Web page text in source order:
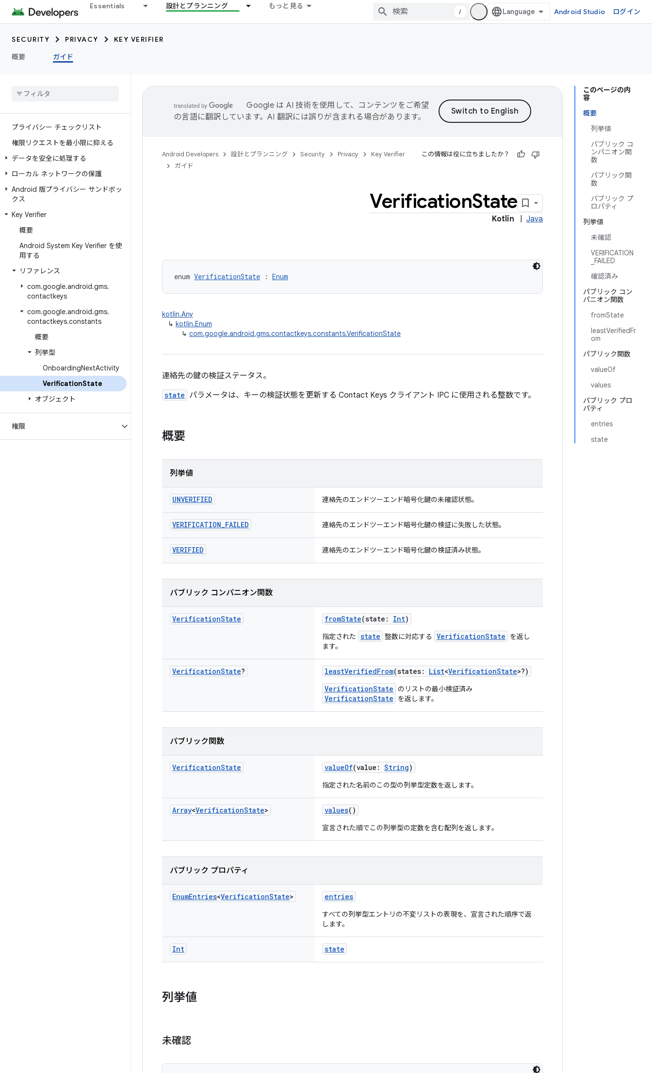
Essentials 設計とプランニング もっと見る
/ Android Studio ログイン
SECURITY PRIVACY
KEY VERIFIER
概要
ガイド
プライバシー チェックリスト
権限リクエストを最小限に抑える
データを安全に処理する
ローカル ネットワークの保護
Android 版プライバシー サンドボッ
クス
Key Verifier
概要
Android System Key Verifier を使
用する
リファレンス
com.google.android.gms.
contactkeys
com.google.android.gms.
contactkeys.constants
概要
列挙型
OnboardingNextActivity
VerificationState
オブジェクト
権限
このページの内
容
概要
列挙値
パブリック コ
ンパニオン関
数
パブリック関
数
パブリック プ
ロパティ
列挙値
未確認
VERIFICATION
_FAILED
確認済み
パブリック コン
パニオン関数
fromState
leastVerifiedFr
om
パブリック関数
valueOf
values
パブリック プロ
パティ
entries
state
Google は AI 技術を使用して、コンテンツをご希望
の言語に翻訳しています。AI 翻訳には誤りが含まれる場合があります。
Android Developers 設計とプランニング Security Privacy
Key Verifier
ガイド
この情報は役に立ちましたか？
VerificationState
Kotlin Java
enum VerificationState : Enum
kotlin.Any
↳ kotlin.Enum
↳ com.google.android.gms.contactkeys.constants.VerificationState
連絡先の鍵の検証ステータス。
state パラメータは、キーの検証状態を更新する Contact Keys クライアント IPC に使用される整数です。
概要
列挙値
UNVERIFIED 連絡先のエンドツーエンド暗号化鍵の未確認状態。
VERIFICATION_FAILED 連絡先のエンドツーエンド暗号化鍵の検証に失敗した状態。
VERIFIED 連絡先のエンドツーエンド暗号化鍵の検証済み状態。
パブリック コンパニオン関数
VerificationState fromState(state: Int)
指定された state 整数に対応する VerificationState
を返し
ます。
VerificationState? leastVerifiedFrom(states: List<VerificationState>?)
VerificationState
のリストの最小検証済み
VerificationState を返します。
パブリック関数
VerificationState valueOf(value: String)
指定された名前のこの型の列挙型定数を返します。
Array<VerificationState> values()
宣言された順でこの列挙型の定数を含む配列を返します。
パブリック プロパティ
EnumEntries<VerificationState> entries
すべての列挙型エントリの不変リストの表現を、宣言された順序で返
します。
Int state
列挙値
未確認